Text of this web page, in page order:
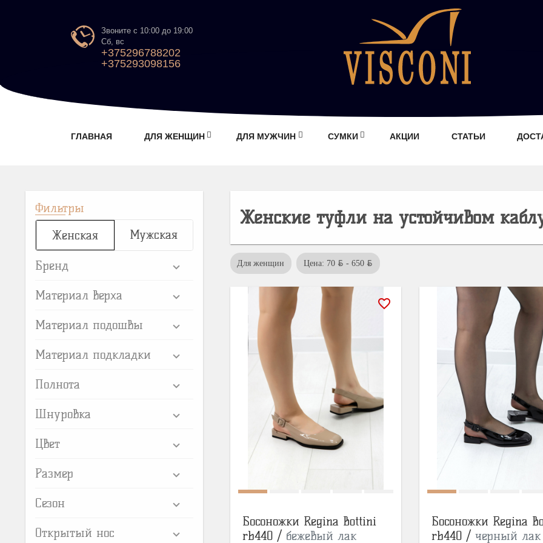
Звоните с 10:00 до 19:00
Сб, вс
+375296788202
+375293098156
ГЛАВНАЯ ДЛЯ ЖЕНЩИН ДЛЯ МУЖЧИН СУМКИ АКЦИИ СТАТЬИ
Фильтры
Женская
Мужская
Бренд
Материал верха
Материал подошвы
Материал подкладки
Полнота
Шнуровка
Цвет
Размер
Сезон
Открытый нос
Женские туфли на устойчивом
Для женщин Цена: 70 BYN - 650 BYN
favorite_border
Босоножки Regina Bottini
rb440 / бежевый лак
Босоножки Regina
rb440 / черный лак